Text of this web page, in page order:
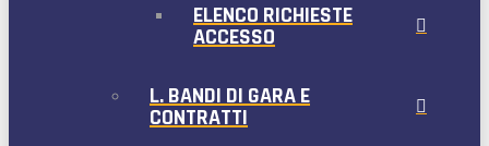
ELENCO RICHIESTE
ACCESSO
L. BANDI DI GARA E
CONTRATTI